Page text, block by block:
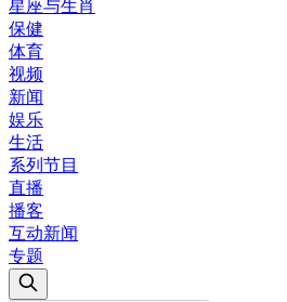
星座与生肖
保健
体育
视频
新闻
娱乐
生活
系列节目
直播
播客
互动新闻
专题